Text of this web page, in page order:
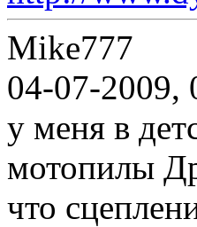
Mike777
04-07-2009,
у меня в
мотопилы
что